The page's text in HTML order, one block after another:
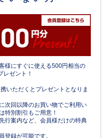
様にすぐに使える500円相当の
ゼント！
いただくとプレゼントとなりま
次回以降のお買い物でご利用い
特別割引もご用意！
行案内など、会員様だけの特典
登録が可能です。